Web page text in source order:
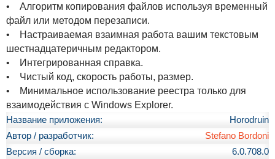
• Алгоритм копирования файлов используя временный
файл или методом перезаписи.
• Настраиваемая взаимная работа вашим текстовым
шестнадцатеричным редактором.
• Интегрированная справка.
• Чистый код, скорость работы, размер.
• Минимальное использование реестра только для
взаимодействия с Windows Explorer.
Название приложения:
Horodruin
Автор / разработчик:
Stefano Bordoni
Версия / сборка:
6.0.708.0